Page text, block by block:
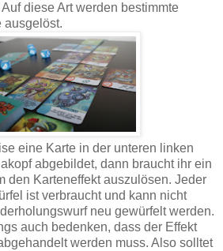
diese Art werden bestimmte
ausgelöst.
eine Karte in der unteren linken
abgebildet, dann braucht ihr ein
den Karteneffekt auszulösen. Jeder
ist verbraucht und kann nicht
neu gewürfelt werden.
auch bedenken, dass der Effekt
werden muss. Also solltet